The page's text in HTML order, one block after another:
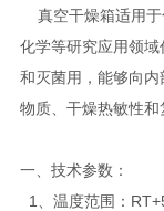
真空干燥箱适用于
化学等研究应用领
和灭菌用，能够向
物质、干燥热敏性和
一、技术参数：
1、温度范围：